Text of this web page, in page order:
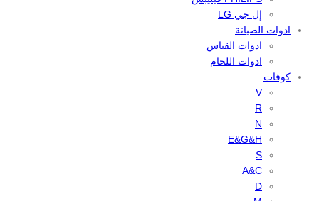
إل جي LG
ادوات الصيانة
ادوات القياس
ادوات اللحام
كوفات
V
R
N
E&G&H
S
A&C
D